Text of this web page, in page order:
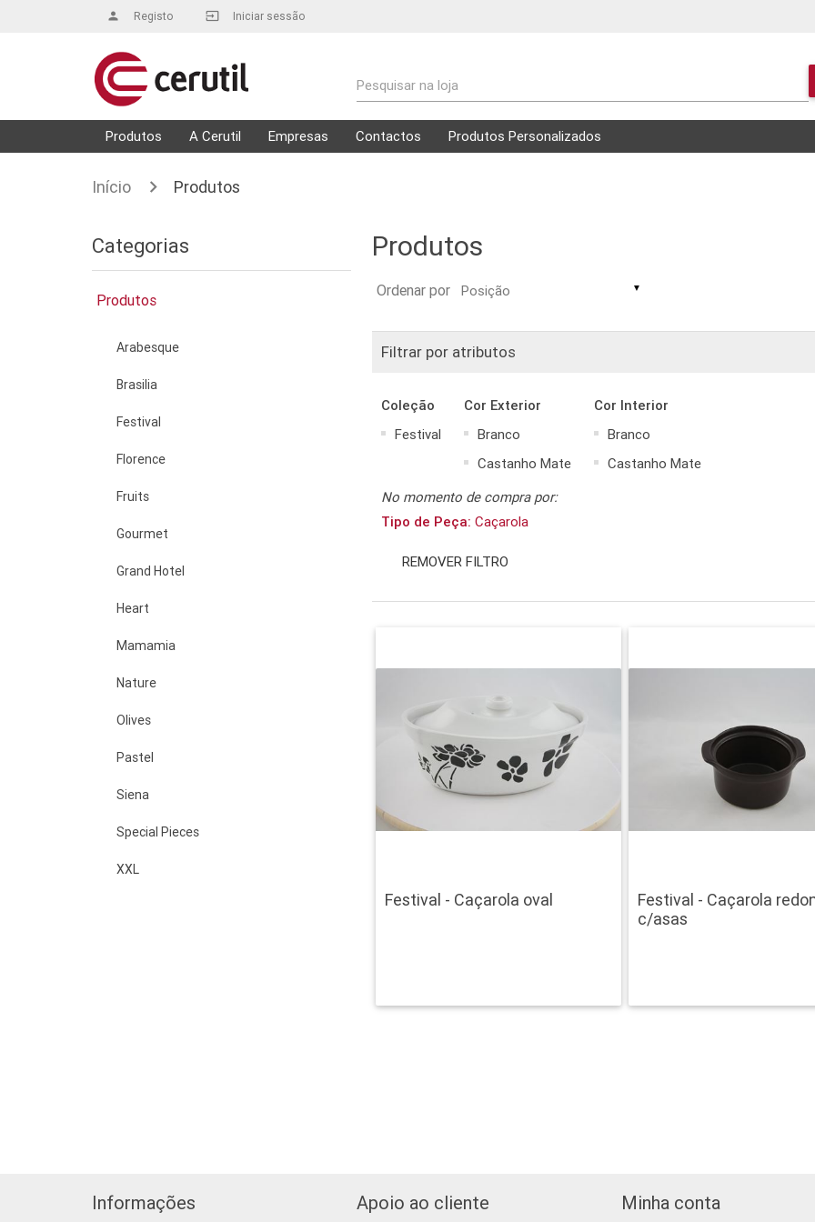
Registo
person Iniciar sessão
input
Pesquisar na loja
Produtos A Cerutil Empresas Contactos Produtos Personalizados
Início Produtos
Categorias
Produtos
Arabesque
Brasilia
Festival
Florence
Fruits
Gourmet
Grand Hotel
Heart
Mamamia
Nature
Olives
Pastel
Siena
Special Pieces
XXL
Produtos
Ordenar por ▼
Filtrar por atributos
Coleção
Festival
Cor Exterior
Branco
Castanho Mate
Cor Interior
Branco
Castanho Mate
No momento de compra por:
Tipo de Peça: Caçarola
REMOVER FILTRO
Festival - Caçarola oval
Festival - Caçarola
c/asas
Informações Apoio ao cliente Minha conta